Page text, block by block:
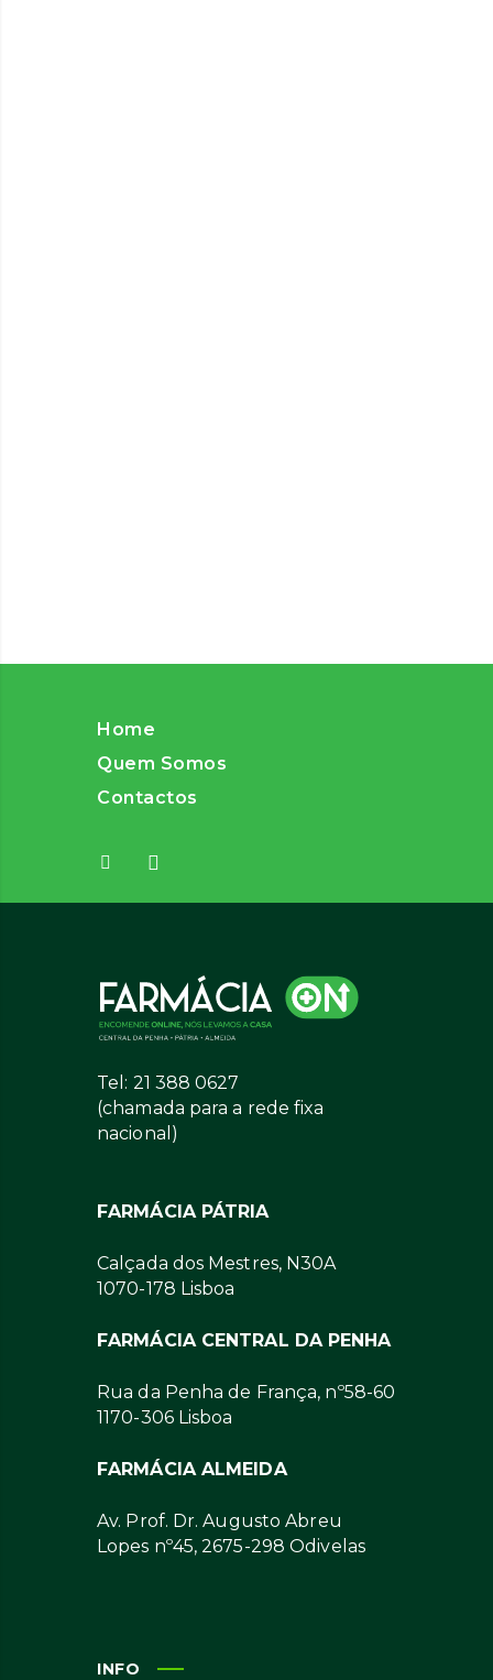
Home
Quem Somos
Contactos
Tel: 21 388 0627
(chamada para a rede fixa
nacional)
FARMÁCIA PÁTRIA
Calçada dos Mestres, N30A
1070-178 Lisboa
FARMÁCIA CENTRAL DA PENHA
Rua da Penha de França, nº58-60
1170-306 Lisboa
FARMÁCIA ALMEIDA
Av. Prof. Dr. Augusto Abreu
Lopes nº45, 2675-298 Odivelas
INFO